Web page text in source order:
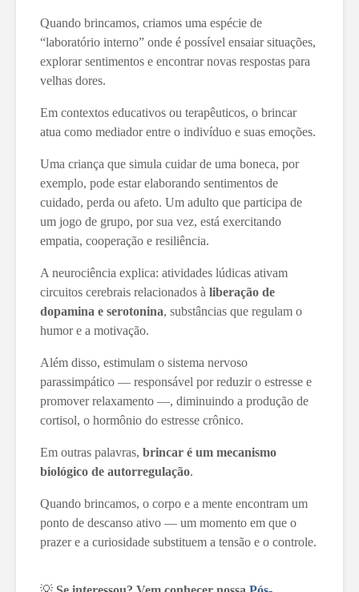
Quando brincamos, criamos uma espécie de
“laboratório interno” onde é possível ensaiar situações,
explorar sentimentos e encontrar novas respostas para
velhas dores.
Em contextos educativos ou terapêuticos, o brincar
atua como mediador entre o indivíduo e suas emoções.
Uma criança que simula cuidar de uma boneca, por
exemplo, pode estar elaborando sentimentos de
cuidado, perda ou afeto. Um adulto que participa de
um jogo de grupo, por sua vez, está exercitando
empatia, cooperação e resiliência.
A neurociência explica: atividades lúdicas ativam
circuitos cerebrais relacionados à liberação de
dopamina e serotonina, substâncias que regulam o
humor e a motivação.
Além disso, estimulam o sistema nervoso
parassimpático — responsável por reduzir o estresse e
promover relaxamento —, diminuindo a produção de
cortisol, o hormônio do estresse crônico.
Em outras palavras, brincar é um mecanismo
biológico de autorregulação.
Quando brincamos, o corpo e a mente encontram um
ponto de descanso ativo — um momento em que o
prazer e a curiosidade substituem a tensão e o controle.